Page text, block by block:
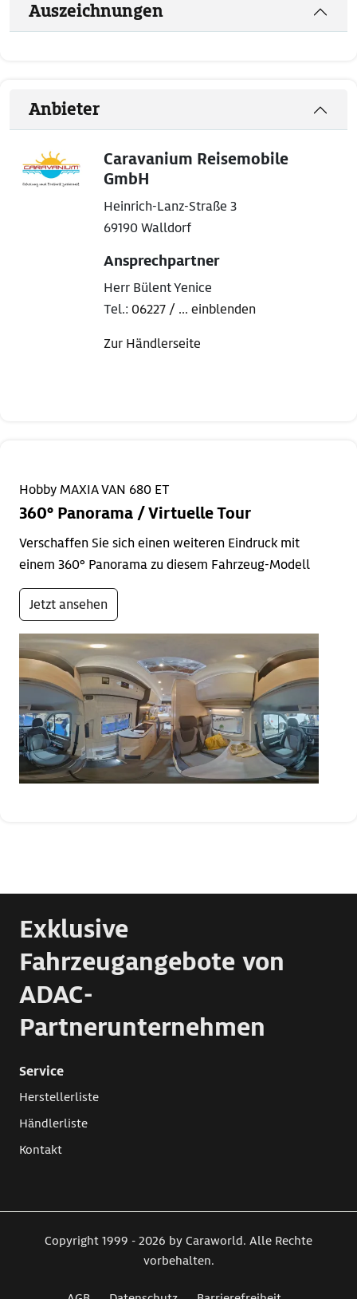
Auszeichnungen
Anbieter
Caravanium Reisemobile
GmbH
Heinrich-Lanz-Straße 3
69190 Walldorf
Ansprechpartner
Herr Bülent Yenice
Tel.: 06227 / ... einblenden
Zur Händlerseite
Hobby MAXIA VAN 680 ET
360° Panorama / Virtuelle Tour
Verschaffen Sie sich einen weiteren Eindruck mit
einem 360° Panorama zu diesem Fahrzeug-Modell
Jetzt ansehen
Exklusive
Fahrzeugangebote von
ADAC-
Partnerunternehmen
Service
Herstellerliste
Händlerliste
Kontakt
Copyright 1999 - 2026 by Caraworld. Alle Rechte
vorbehalten.